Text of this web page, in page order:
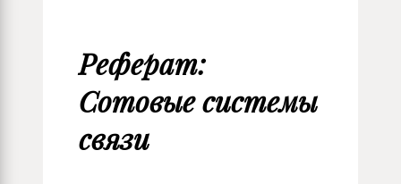
Реферат:
Сотовые системы
связи